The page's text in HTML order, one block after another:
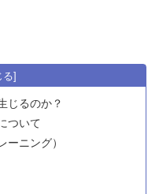
じるのか？
ついて
ーニング）